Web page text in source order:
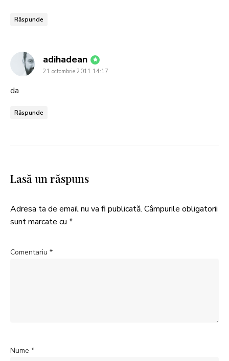
Răspunde
adihadean says:
21 octombrie 2011 14:17
da
Răspunde
Lasă un răspuns
Adresa ta de email nu va fi publicată. Câmpurile obligatorii
sunt marcate cu *
Comentariu *
Nume *